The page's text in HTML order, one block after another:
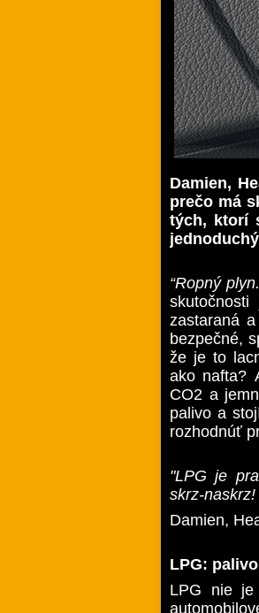
Damien,
prečo má
tých, ktorí
“Ropný
zastaraná
bezpečné,
že je to
ako nafta?
CO2 a
palivo a
rozhodnúť
"LPG je
skrz-naskrz!
Damien,
LPG:
LPG nie je